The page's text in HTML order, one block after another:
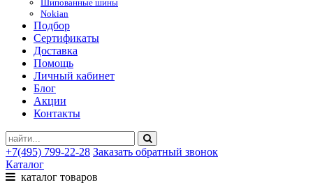
Шипованные шины
Nokian
Подбор
Сертификаты
Доставка
Помощь
Личный кабинет
Блог
Акции
Контакты
+7(495) 799-22-28 Заказать обратный звонок
Каталог
каталог товаров